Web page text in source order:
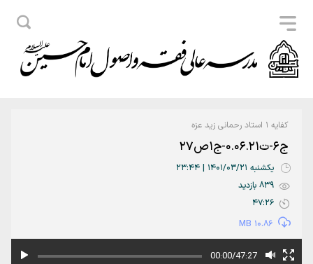
کفایه 1 استاد رحمانی زید عزه
ج6-ت0.06.21-ج1ص27
یکشنبه 1401/03/21 | 23:44
839 بازدید
47:26
10.86 MB
00:00/47:27